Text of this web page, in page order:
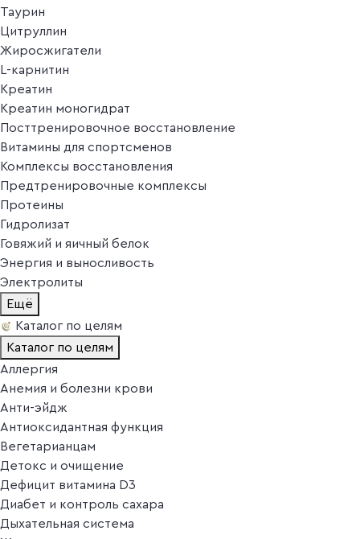
Таурин
Цитруллин
Жиросжигатели
L-карнитин
Креатин
Креатин моногидрат
Посттренировочное восстановление
Витамины для спортсменов
Комплексы восстановления
Предтренировочные комплексы
Протеины
Гидролизат
Говяжий и яичный белок
Энергия и выносливость
Электролиты
Ещё
Каталог по целям
Каталог по целям
Аллергия
Анемия и болезни крови
Анти-эйдж
Антиоксидантная функция
Вегетарианцам
Детокс и очищение
Дефицит витамина D3
Диабет и контроль сахара
Дыхательная система